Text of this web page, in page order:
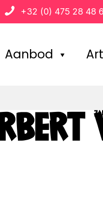
+32 (0) 475 28 48
Aanbod